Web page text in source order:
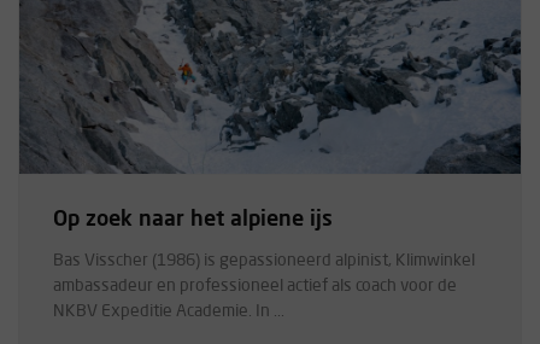
Op zoek naar het alpiene ijs
Bas Visscher (1986) is gepassioneerd alpinist, Klimwinkel
ambassadeur en professioneel actief als coach voor de
NKBV Expeditie Academie. In ...